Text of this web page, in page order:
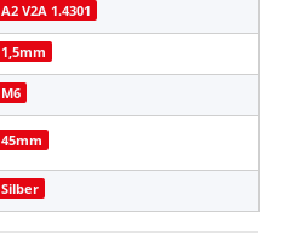
A2 V2A 1.4301
1,5mm
M6
45mm
Silber